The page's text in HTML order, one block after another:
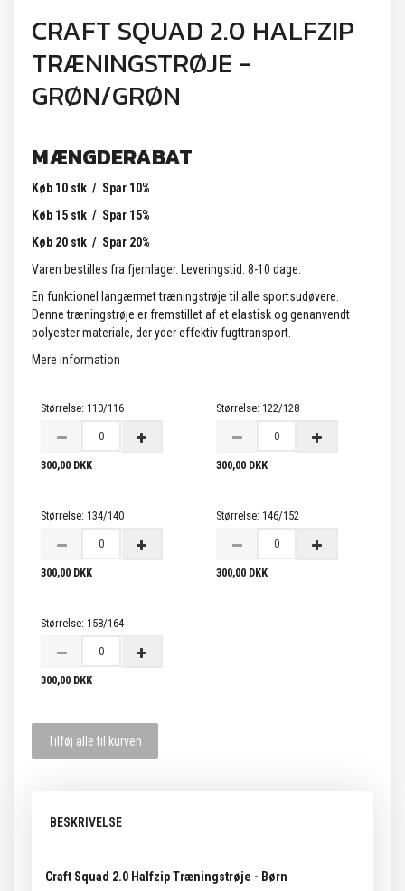
CRAFT SQUAD 2.0 HALFZIP
TRÆNINGSTRØJE -
GRØN/GRØN
MÆNGDERABAT
Køb 10 stk / Spar 10%
Køb 15 stk / Spar 15%
Køb 20 stk / Spar 20%
Varen bestilles fra fjernlager. Leveringstid: 8-10 dage.
En funktionel langærmet træningstrøje til alle sportsudøvere.
Denne træningstrøje er fremstillet af et elastisk og genanvendt
polyester materiale, der yder effektiv fugttransport.
Mere information
Størrelse: 110/116
300,00 DKK
Størrelse: 122/128
300,00 DKK
Størrelse: 134/140
300,00 DKK
Størrelse: 146/152
300,00 DKK
Størrelse: 158/164
300,00 DKK
Tilføj alle til kurven
BESKRIVELSE
Craft Squad 2.0 Halfzip Træningstrøje - Børn